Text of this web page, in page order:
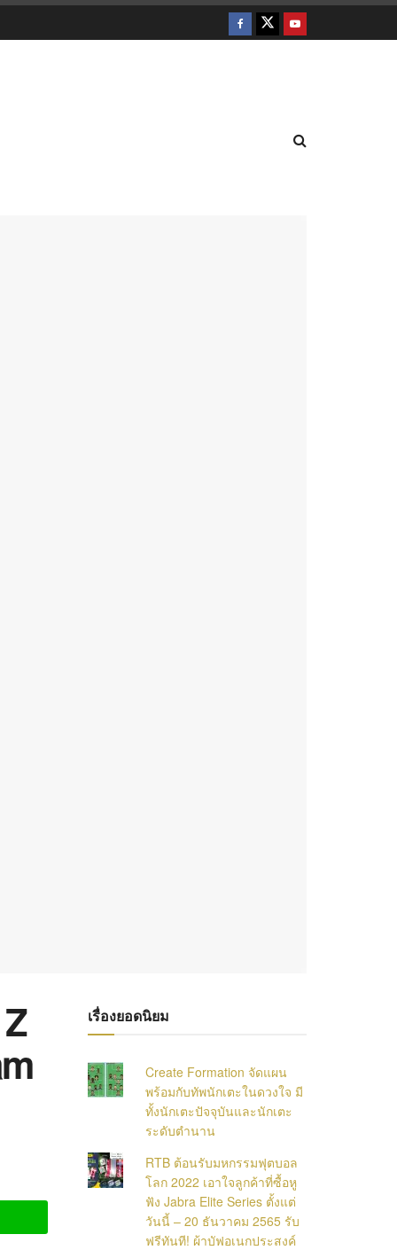
เรื่องยอดนิยม
Create Formation จัดแผน
พร้อมกับทัพนักเตะในดวงใจ มี
ทั้งนักเตะปัจจุบันและนักเตะ
ระดับตำนาน
RTB ต้อนรับมหกรรมฟุตบอล
โลก 2022 เอาใจลูกค้าที่ซื้อหู
ฟัง Jabra Elite Series ตั้งแต่
วันนี้ – 20 ธันวาคม 2565 รับ
ฟรีทันที! ผ้าบัฟอเนกประสงค์